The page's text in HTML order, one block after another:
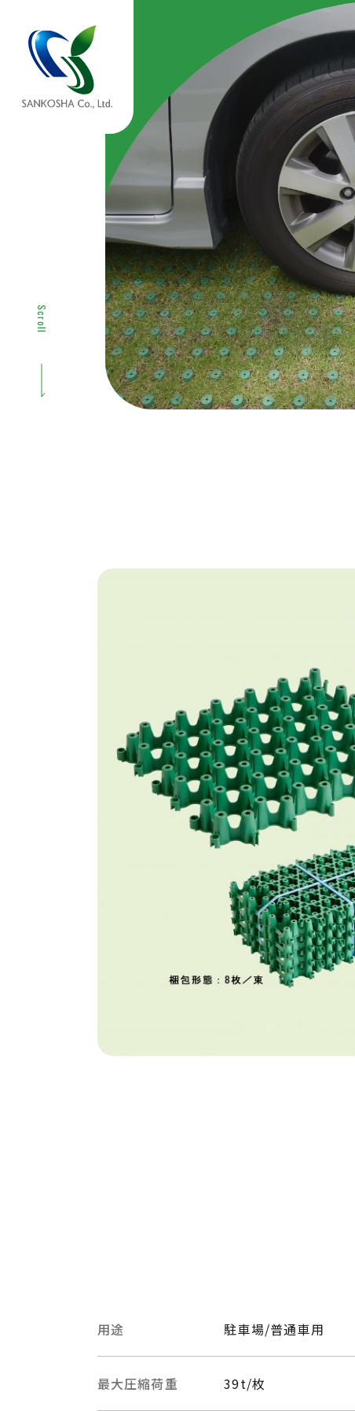
サービス紹介
サービス一覧へ
商品紹介
商品一覧へ
Scroll
用途 駐車場/普通車用
最大圧縮荷重 39t/枚